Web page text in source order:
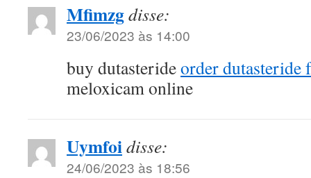
Mfimzgdisse:
23/06/2023 às 14:00
buy dutasterideorder dutasteride
meloxicam online
Uymfoidisse:
24/06/2023 às 18:56